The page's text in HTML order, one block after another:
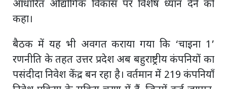
आधारित औद्योगिक विकास पर विशेष ध्यान देने को
कहा।
बैठक में यह भी अवगत कराया गया कि ‘चाइना 1’
रणनीति के तहत उत्तर प्रदेश अब बहुराष्ट्रीय कंपनियों का
पसंदीदा निवेश केंद्र बन रहा है। वर्तमान में 219 कंपनियाँ